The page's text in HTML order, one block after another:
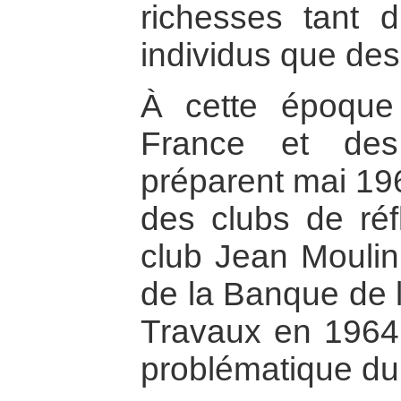
richesses tant
individus que
À cette
France et
préparent mai
des clubs de
club Jean
de la Banque de
Travaux en
problématique